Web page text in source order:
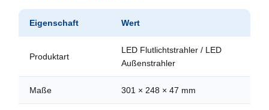
Eigenschaft Wert
Produktart
LED Flutlichtstrahler / LED
Außenstrahler
Maße 301 × 248 × 47 mm